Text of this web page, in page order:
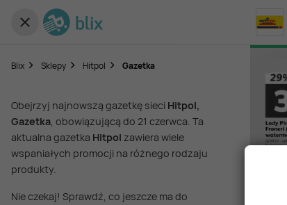
Blix Sklepy Hitpol Gazetka
Obejrzyj najnowszą gazetkę sieci Hitpol,
Gazetka, obowiązującą do 21 czerwca. Ta
aktualna gazetka Hitpol zawiera wiele
wspaniałych promocji na różnego rodzaju
produkty.
Nie czekaj! Sprawdź, co jeszcze ma do